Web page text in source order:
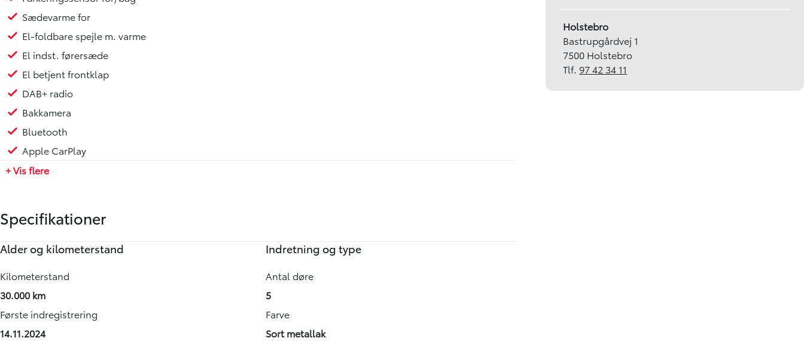
Sædevarme for
El-foldbare spejle m. varme
El indst. førersæde
El betjent frontklap
DAB+ radio
Bakkamera
Bluetooth
Apple CarPlay
+ Vis flere
Specifikationer
Alder og kilometerstand
Kilometerstand
30.000 km
Første indregistrering
14.11.2024
Indretning og type
Antal døre
5
Farve
Sort metallak
Motor og ydelse
0-100 km/t
-
Tophastighed
165 km/t
Rummelighed og mål
Køreklar vægt
2509 kg
Totalvægt
3150 kg
Økonomi
Brændstofforbrug (NEDC)
9,50 km/l
Grøn ejerafgift (årlig)
0
Annoncedata
Senest rettet
05-08-2026
Vognnummer
917862
Holstebro
Bastrupgårdvej 1
7500 Holstebro
Tlf.97 42 34 11